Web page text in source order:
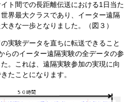
ト間での長距離伝送における1日当た
界最大クラスであり、イーター遠隔
きな一歩となりました。（図３）
実験データを直ちに転送できること
らのイーター遠隔実験の全データの参
。これは、遠隔実験参加の実現に向
たことになります。